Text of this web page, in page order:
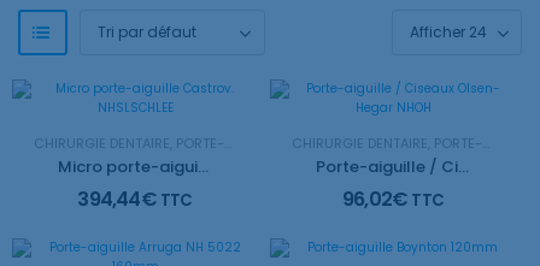
CHIRURGIE DENTAIRE PORTE-AIGUILLE
Micro porte-aiguille Castrov. NHSLSCHLEE
394,44€ TTC
CHIRURGIE DENTAIRE PORTE-AIGUILLE
Porte-aiguille / Ciseaux Olsen-Hegar NHOH
96,02€ TTC